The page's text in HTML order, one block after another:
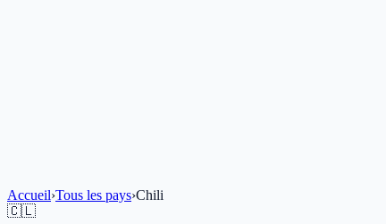
Accueil›Tous les pays›Chili
🇨🇱